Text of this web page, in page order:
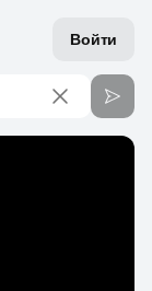
Войти